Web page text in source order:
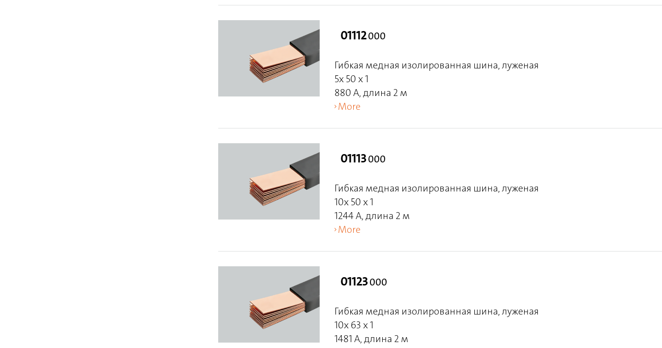
01112000
Гибкая медная изолированная шина, луженая
5x 50 x 1
880 A, длина 2 м
More
01113000
Гибкая медная изолированная шина, луженая
10x 50 x 1
1244 A, длина 2 м
More
01123000
Гибкая медная изолированная шина, луженая
10x 63 x 1
1481 A, длина 2 м